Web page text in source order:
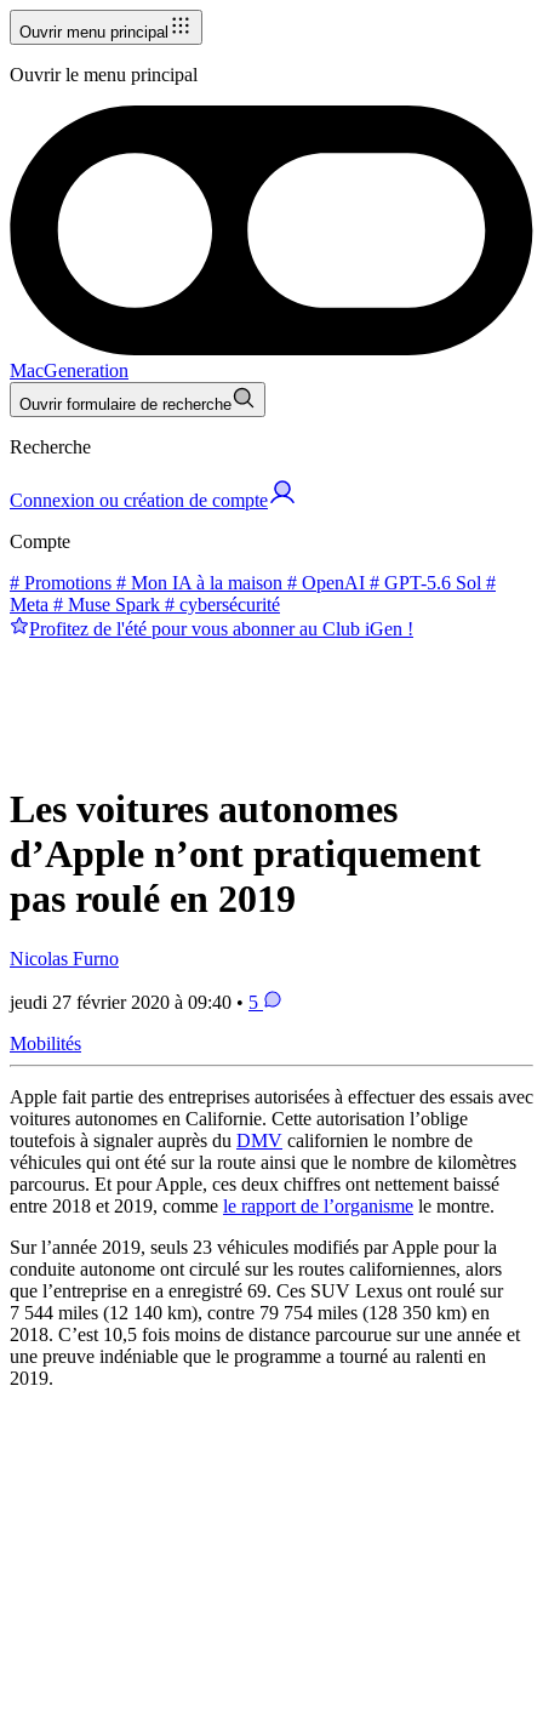
Ouvrir menu principal
Ouvrir le menu principal
MacGeneration
Ouvrir formulaire de recherche
Recherche
Connexion ou création de compte
Compte
# Promotions # Mon IA à la maison # OpenAI # GPT-5.6 Sol #
Meta # Muse Spark # cybersécurité
Profitez de l'été pour vous abonner au Club iGen !
Les voitures autonomes
d’Apple n’ont pratiquement
pas roulé en 2019
Nicolas Furno
jeudi 27 février 2020 à 09:40 • 5
Mobilités
Apple fait partie des entreprises autorisées à effectuer des essais avec
voitures autonomes en Californie. Cette autorisation l’oblige
toutefois à signaler auprès du DMV californien le nombre de
véhicules qui ont été sur la route ainsi que le nombre de kilomètres
parcourus. Et pour Apple, ces deux chiffres ont nettement baissé
entre 2018 et 2019, comme le rapport de l’organisme le montre.
Sur l’année 2019, seuls 23 véhicules modifiés par Apple pour la
conduite autonome ont circulé sur les routes californiennes, alors
que l’entreprise en a enregistré 69. Ces SUV Lexus ont roulé sur
7 544 miles (12 140 km), contre 79 754 miles (128 350 km) en
2018. C’est 10,5 fois moins de distance parcourue sur une année et
une preuve indéniable que le programme a tourné au ralenti en
2019.